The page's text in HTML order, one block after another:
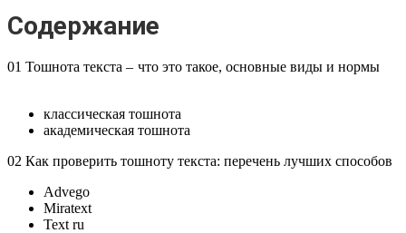
Содержание
01 Тошнота текста – что это такое, основные виды и нормы
классическая тошнота
академическая тошнота
02 Как проверить тошноту текста: перечень лучших способов
Advego
Miratext
Text ru